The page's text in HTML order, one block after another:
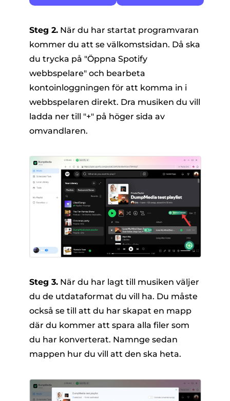
Steg 2. När du har startat programvaran
kommer du att se välkomstsidan. Då ska
du trycka på "Öppna Spotify
webbspelare" och bearbeta
kontoinloggningen för att komma in i
webbspelaren direkt. Dra musiken du vill
ladda ner till "+" på höger sida av
omvandlaren.
Steg 3. När du har lagt till musiken väljer
du de utdataformat du vill ha. Du måste
också se till att du har skapat en mapp
där du kommer att spara alla filer som
du har konverterat. Namnge sedan
mappen hur du vill att den ska heta.